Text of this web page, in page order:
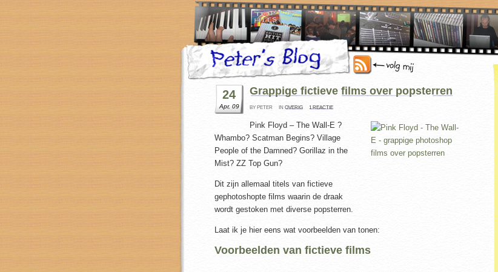
24
Apr, 09
Grappige fictieve films over popsterren
BY PETER IN OVERIG 1 REACTIE
Pink Floyd – The Wall-E ?
Whambo? Scatman Begins? Village
People of the Damned? Gorillaz in the
Mist? ZZ Top Gun?
Dit zijn allemaal titels van fictieve
gephotoshopte films waarin de draak
wordt gestoken met diverse popsterren.
Laat ik je hier eens wat voorbeelden van tonen:
Voorbeelden van fictieve films